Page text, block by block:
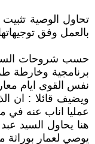
تحاول الوصية
بالعمل وفق
حسب شروحات السيد
برنامجية وخارطة
نفس القوى ايام
ويضيف قائلا : ان
عمليا اناب عنه في
هنا يحاول السيد
يوصي لعمار بوراثة